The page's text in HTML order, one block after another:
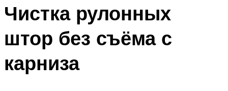
Чистка рулонных
штор без съёма с
карниза